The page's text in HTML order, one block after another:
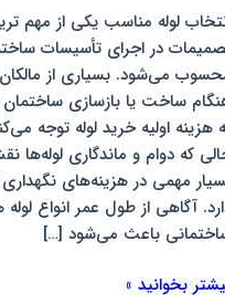
لوله مناسب یکی از مهم
در اجرای تأسیسات
می‌شود. بسیاری از مالکان
ساخت یا بازسازی ساختمان
هزینه اولیه خرید لوله توجه
که دوام و ماندگاری لوله‌ها
مهمی در هزینه‌های نگهداری
آگاهی از طول عمر انواع
باعث می‌شود […]
بخوانید »